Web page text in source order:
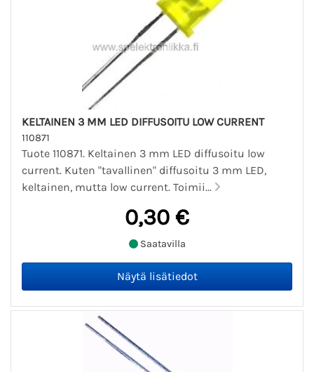
KELTAINEN 3 MM LED DIFFUSOITU LOW CURRENT
110871
Tuote 110871. Keltainen 3 mm LED diffusoitu low
current. Kuten "tavallinen" diffusoitu 3 mm LED,
keltainen, mutta low current. Toimii...
0,30 €
Saatavilla